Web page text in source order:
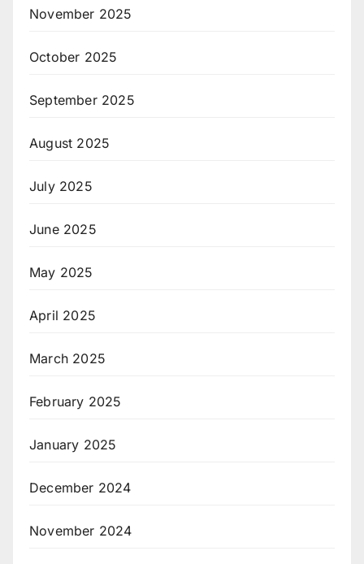
November 2025
October 2025
September 2025
August 2025
July 2025
June 2025
May 2025
April 2025
March 2025
February 2025
January 2025
December 2024
November 2024